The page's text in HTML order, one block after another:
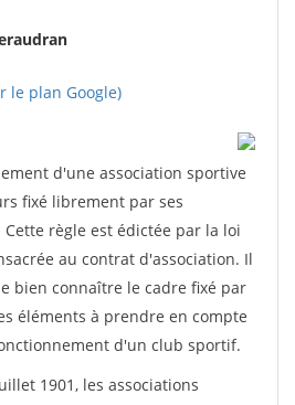
le plan Google)
d'une association sportive
fixé librement par ses
règle est édictée par la loi
au contrat d'association. Il
bien connaître le cadre fixé par
éléments à prendre en compte
d'un club sportif.
1901, les associations